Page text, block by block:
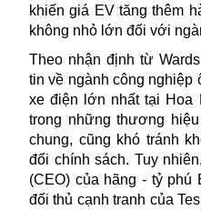
khiến giá EVtăng thêm
không nhỏ lớn đối với
Theo nhận định từ
tin về ngành công nghiệp
xe điện lớn nhất tại Hoa
trong những thương
chung, cũng khó tránh
đổi chính sách. Tuy
(CEO) của hãng - tỷ phú
đối thủ cạnh tranh của